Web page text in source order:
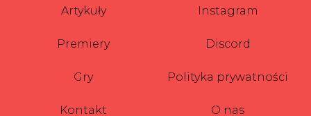
Artykuły
Premiery
Gry
Kontakt
Instagram
Discord
Polityka prywatności
O nas